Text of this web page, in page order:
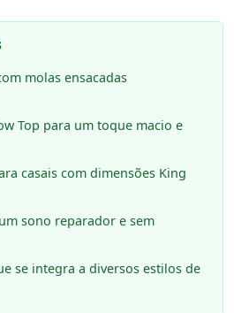
molas ensacadas
Top para um toque macio e
casais com dimensões King
sono reparador e sem
se integra a diversos estilos de